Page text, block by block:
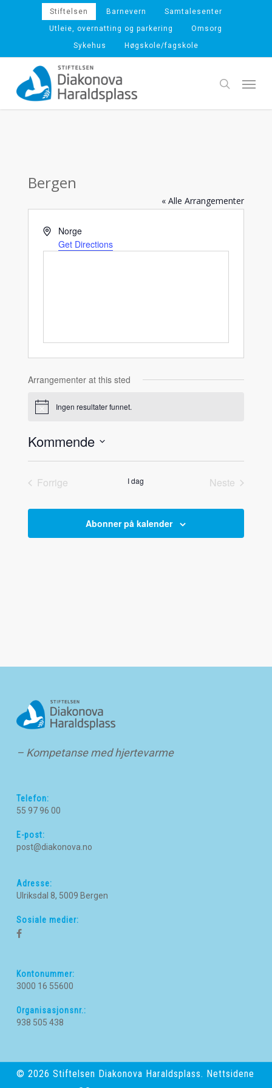
content
Stiftelsen Barnevern
Samtalesenter
Utleie, overnatting og parkering
Omsorg
Sykehus
Høgskole/fagskole
search
Menu
Bergen
« Alle Arrangementer
Address
Norge
Get Directions
Arrangementer at this sted
Ingen resultater funnet.
Kommende
Velg
Forrige
I dag
Neste
Abonner på kalender
– Kompetanse med hjertevarme
Telefon:
55 97 96 00
E-post:
post@diakonova.no
Adresse:
Ulriksdal 8, 5009 Bergen
Sosiale medier:
Kontonummer:
3000 16 55600
Organisasjonsnr.:
938 505 438
© 2026 Stiftelsen Diakonova Haraldsplass. Nettsidene